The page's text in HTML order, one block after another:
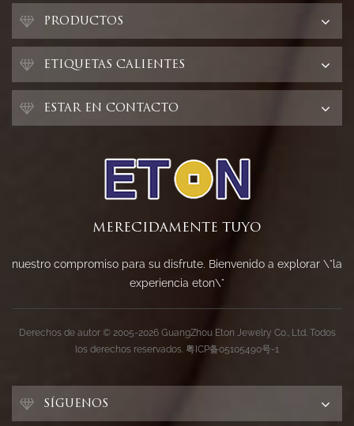
PRODUCTOS
ETIQUETAS CALIENTES
ESTAR EN CONTACTO
MERECIDAMENTE TUYO
nuestro compromiso para su disfrute. Bienvenido a explorar \"la
experiencia eton\"
Derechos de autor © 2005-2026 GuangZhou Eton Jewelry Co., Ltd. Todos
los derechos reservados. 粤ICP备05105490号-1
SÍGUENOS